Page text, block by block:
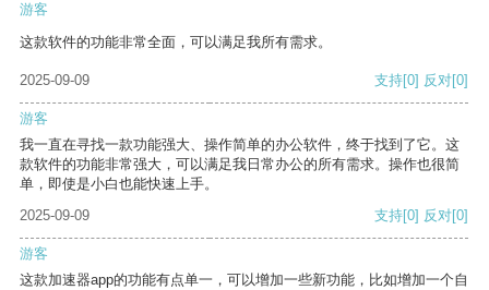
游客
这款软件的功能非常全面，可以满足我所有需求。
2025-09-09 支持[0] 反对[0]
游客
我一直在寻找一款功能强大、操作简单的办公软件，终于找到了它。这
款软件的功能非常强大，可以满足我日常办公的所有需求。操作也很简
单，即使是小白也能快速上手。
2025-09-09
支持[0] 反对[0]
游客
这款加速器app的功能有点单一，可以增加一些新功能，比如增加一个自